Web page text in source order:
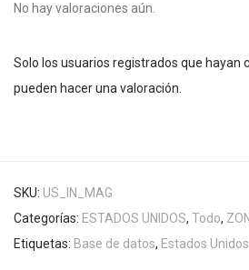
No hay valoraciones aún.
Solo los usuarios registrados que hayan
pueden hacer una valoración.
SKU: US_IN_MAG
Categorías: ESTADOS UNIDOS, Todo,
Etiquetas: Base de datos, Estados Unidos